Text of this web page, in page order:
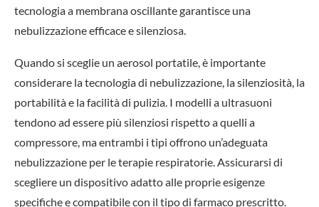
tecnologia a membrana oscillante garantisce una
nebulizzazione efficace e silenziosa.
Quando si sceglie un aerosol portatile, è importante
considerare la tecnologia di nebulizzazione, la silenziosità, la
portabilità e la facilità di pulizia. I modelli a ultrasuoni
tendono ad essere più silenziosi rispetto a quelli a
compressore, ma entrambi i tipi offrono un’adeguata
nebulizzazione per le terapie respiratorie. Assicurarsi di
scegliere un dispositivo adatto alle proprie esigenze
specifiche e compatibile con il tipo di farmaco prescritto.